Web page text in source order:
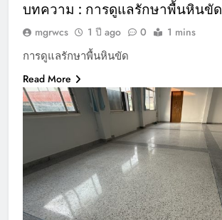
บทความ : การดูแลรักษาพื้นหินขัด
mgrwcs 1 ปี ago 0 1 mins
การดูแลรักษาพื้นหินขัด
Read More